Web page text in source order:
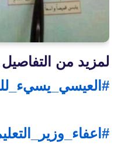
لمزيد من